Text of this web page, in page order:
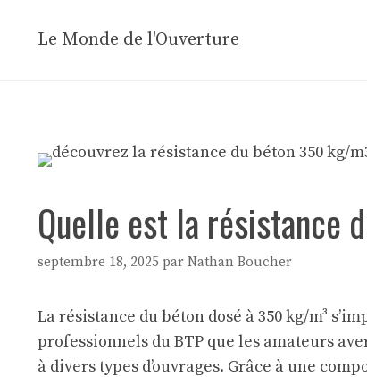
Le Monde de l'Ouverture
Quelle est la résistance
septembre 18, 2025 par Nathan Boucher
La résistance du béton dosé à 350 kg/m³
professionnels du BTP que les amateurs
à divers types d’ouvrages. Grâce à une